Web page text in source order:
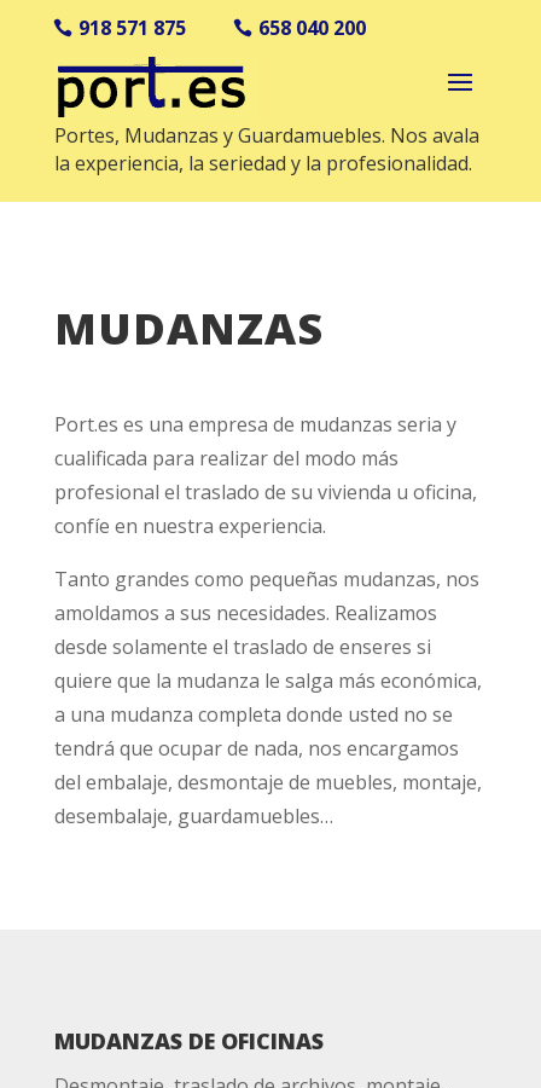
918 571 875 658 040 200
Portes, Mudanzas y Guardamuebles. Nos avala
la experiencia, la seriedad y la profesionalidad.
MUDANZAS
Port.es es una empresa de mudanzas seria y
cualificada para realizar del modo más
profesional el traslado de su vivienda u oficina,
confíe en nuestra experiencia.
Tanto grandes como pequeñas mudanzas, nos
amoldamos a sus necesidades. Realizamos
desde solamente el traslado de enseres si
quiere que la mudanza le salga más económica,
a una mudanza completa donde usted no se
tendrá que ocupar de nada, nos encargamos
del embalaje, desmontaje de muebles, montaje,
desembalaje, guardamuebles…
MUDANZAS DE OFICINAS